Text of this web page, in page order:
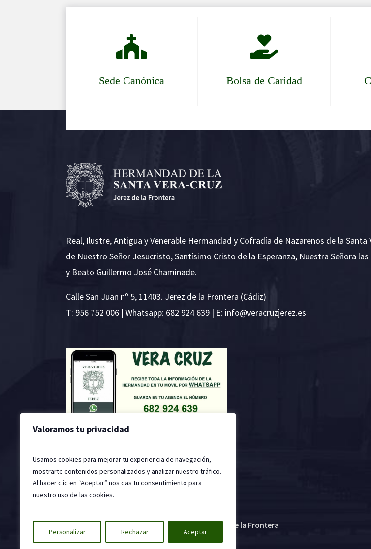
Valoramos tu privacidad
Usamos cookies para mejorar tu experiencia de navegación,
mostrarte contenidos personalizados y analizar nuestro tráfico.
Al hacer clic en “Aceptar” nos das tu consentimiento para
nuestro uso de las cookies.
Personalizar Rechazar Aceptar

Sede Canónica

Bolsa de Caridad
Real, Ilustre, Antigua y Venerable Hermandad y Cofradía de Nazarenos de la Santa
de Nuestro Señor Jesucristo, Santísimo Cristo de la Esperanza, Nuestra Señora
y Beato Guillermo José Chaminade.
Calle San Juan nº 5, 11403. Jerez de la Frontera (Cádiz)
T: 956 752 006 | Whatsapp: 682 924 639 | E: se.ze
rejzu
rcare
v@ofn
i
2022 © Hermandad de la Santa Vera Cruz, Jerez de la Frontera